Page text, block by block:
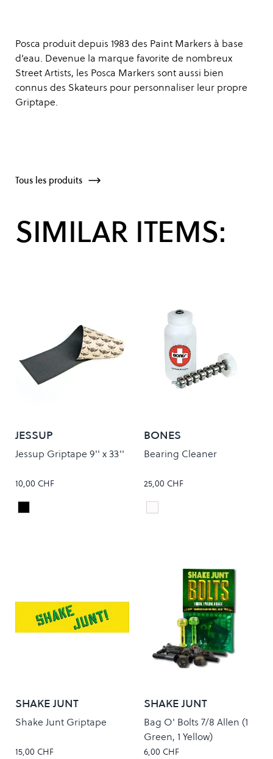
Posca produit depuis 1983 des Paint Markers à base
d’eau. Devenue la marque favorite de nombreux
Street Artists, les Posca Markers sont aussi bien
connus des Skateurs pour personnaliser leur propre
Griptape.
Tous les produits
SIMILAR ITEMS:
JESSUP
Jessup Griptape 9'' x 33''
10,00 CHF
Colour
Black
BONES
Bearing Cleaner
25,00 CHF
Colour
White
SHAKE JUNT
Shake Junt Griptape
15,00 CHF
SHAKE JUNT
Bag O' Bolts 7/8 Allen (1
Green, 1 Yellow)
6,00 CHF